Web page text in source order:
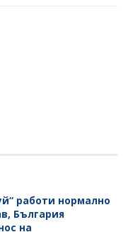
работи нормално
България
на
ОРГАНИ НА
ЕС